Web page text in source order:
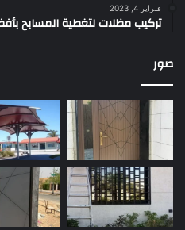
فبراير 4, 2023
تركيب مظلات لتغطية المسابح
صور